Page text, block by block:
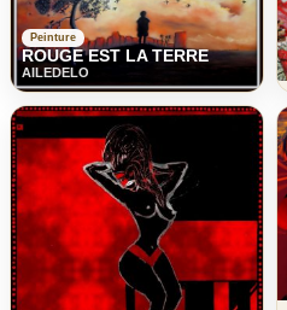
Peinture
ROUGE EST LA TERRE
AILEDELO